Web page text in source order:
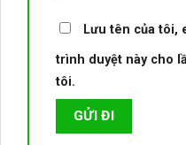
Lưu tên của tôi,
trình duyệt này cho
tôi.